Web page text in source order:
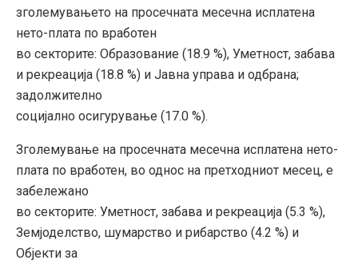
зголемувањето на просечната месечна исплатена
нето-плата по вработен
во секторите: Образование (18.9 %), Уметност, забава
и рекреација (18.8 %) и Јавна управа и одбрана;
задолжително
социјално осигурување (17.0 %).
Зголемување на просечната месечна исплатена нето-
плата по вработен, во однос на претходниот месец, е
забележано
во секторите: Уметност, забава и рекреација (5.3 %),
Земјоделство, шумарство и рибарство (4.2 %) и
Објекти за